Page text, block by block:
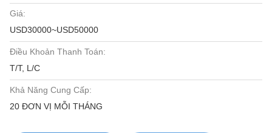
Giá:
USD30000~USD50000
Điều Khoản Thanh Toán:
T/T, L/C
Khả Năng Cung Cấp:
20 ĐƠN VỊ MỖI THÁNG